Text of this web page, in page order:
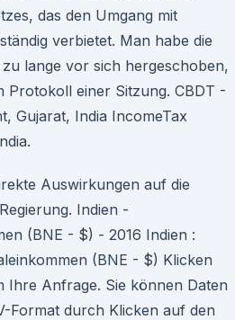
das den Umgang mit
verbietet. Man habe die
lange vor sich hergeschoben,
Protokoll einer Sitzung. CBDT -
Gujarat, India IncomeTax
Auswirkungen auf die
Indien -
(BNE - $) - 2016 Indien :
(BNE - $) Klicken
Ihre Anfrage. Sie können Daten
Format durch Klicken auf den